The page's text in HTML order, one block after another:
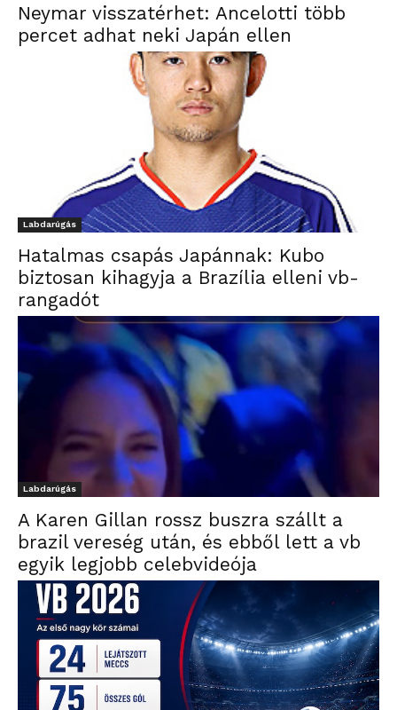
Neymar visszatérhet: Ancelotti több
percet adhat neki Japán ellen
Labdarúgás
Hatalmas csapás Japánnak: Kubo
biztosan kihagyja a Brazília elleni vb-
rangadót
Labdarúgás
A Karen Gillan rossz buszra szállt a
brazil vereség után, és ebből lett a vb
egyik legjobb celebvideója